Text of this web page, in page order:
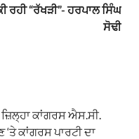
ਰਹੀ “ਰੱਖੜੀ”- ਹਰਪਾਲ ਸਿੰਘ
ਸੋਢੀ
ਕਾਂਗਰਸ ਐਸ.ਸੀ.
ਕਾਂਗਰਸ ਪਾਰਟੀ ਦਾ